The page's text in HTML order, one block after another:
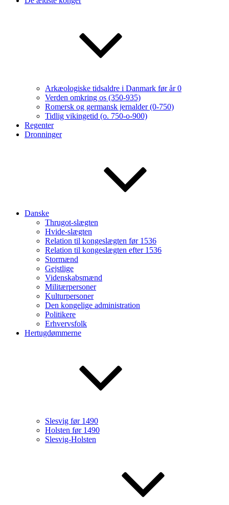
Arkæologiske tidsaldre i Danmark før år 0
Verden omkring os (350-935)
Romersk og germansk jernalder (0-750)
Tidlig vikingetid (o. 750-o-900)
Regenter
Dronninger
Danske
Thrugot-slægten
Hvide-slægten
Relation til kongeslægten før 1536
Relation til kongeslægten efter 1536
Stormænd
Gejstlige
Videnskabsmænd
Militærpersoner
Kulturpersoner
Den kongelige administration
Politikere
Erhvervsfolk
Hertugdømmerne
Slesvig før 1490
Holsten før 1490
Slesvig-Holsten